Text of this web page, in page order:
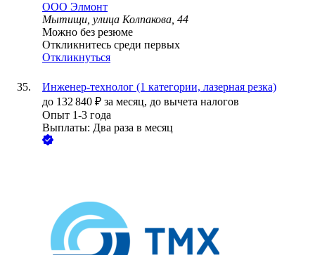
ООО Элмонт
Мытищи, улица Колпакова, 44
Можно без резюме
Откликнитесь среди первых
Откликнуться
Инженер-технолог (1 категории, лазерная резка)
до 132 840 ₽ за месяц, до вычета налогов
Опыт 1-3 года
Выплаты: Два раза в месяц